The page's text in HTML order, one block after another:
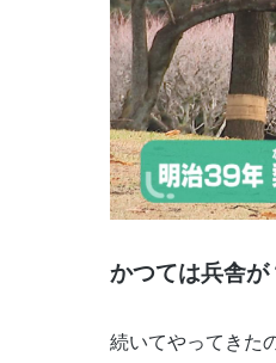
かつては兵舎が
続いてやってきた